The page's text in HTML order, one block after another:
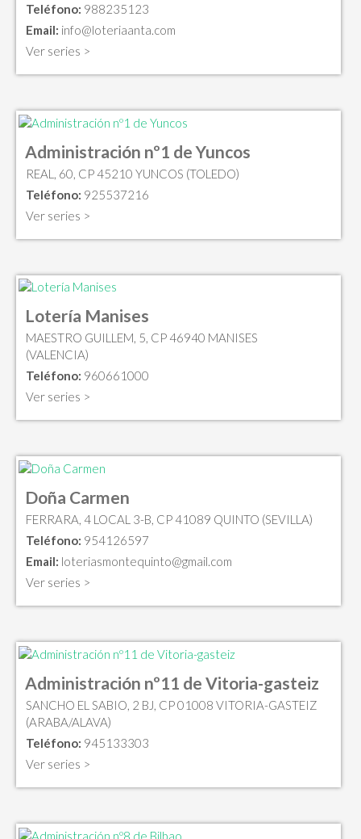
Teléfono: 988235123
Email: info@loteriaanta.com
Ver series >
Administración nº1 de Yuncos
REAL, 60, CP 45210 YUNCOS (TOLEDO)
Teléfono: 925537216
Ver series >
Lotería Manises
MAESTRO GUILLEM, 5, CP 46940 MANISES
(VALENCIA)
Teléfono: 960661000
Ver series >
Doña Carmen
FERRARA, 4 LOCAL 3-B, CP 41089 QUINTO (SEVILLA)
Teléfono: 954126597
Email: loteriasmontequinto@gmail.com
Ver series >
Administración nº11 de Vitoria-gasteiz
SANCHO EL SABIO, 2 BJ, CP 01008 VITORIA-GASTEIZ
(ARABA/ALAVA)
Teléfono: 945133303
Ver series >